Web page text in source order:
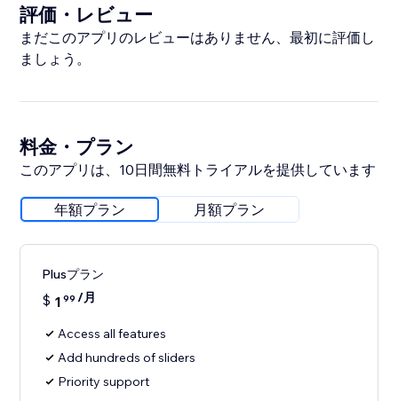
評価・レビュー
まだこのアプリのレビューはありません、最初に評価し
ましょう。
料金・プラン
このアプリは、10日間無料トライアルを提供しています
年額プラン 月額プラン
Plusプラン
$ 1 99 /月
Access all features
Add hundreds of sliders
Priority support